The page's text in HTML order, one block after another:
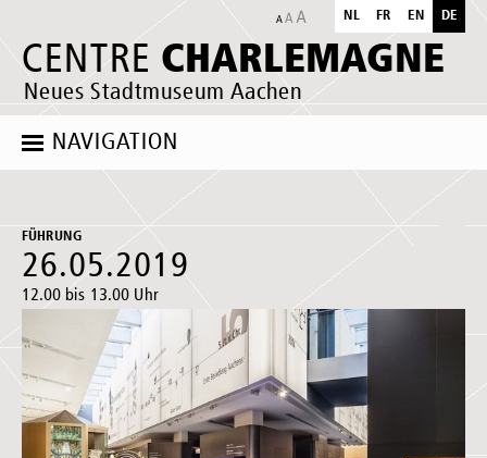
CENTRE CHARLEMAGNE
Neues Stadtmuseum Aachen
NL FR EN DE
NAVIGATION
FÜHRUNG
26.05.2019
12.00 bis 13.00 Uhr